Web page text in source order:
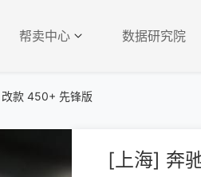
帮卖中心 数据研究院
款 450+ 先锋版